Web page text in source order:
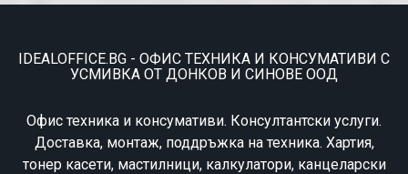
IDEALOFFICE.BG - ОФИС ТЕХНИКА И КОНСУМАТИВИ С
УСМИВКА ОТ ДОНКОВ И СИНОВЕ ООД
Офис техника и консумативи. Консултантски услуги.
Доставка, монтаж, поддръжка на техника. Хартия,
тонер касети, мастилници, калкулатори, канцеларски